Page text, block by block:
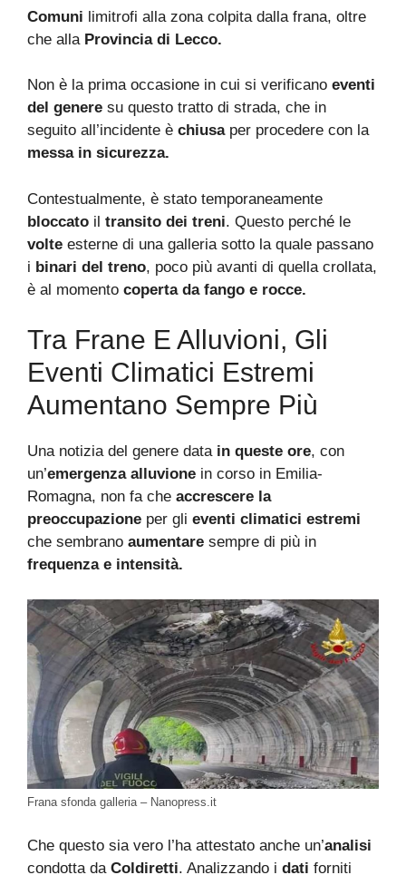
Comuni limitrofi alla zona colpita dalla frana, oltre
che alla Provincia di Lecco.
Non è la prima occasione in cui si verificano eventi
del genere su questo tratto di strada, che in
seguito all’incidente è chiusaper procedere con la
messa in sicurezza.
Contestualmente, è stato temporaneamente
bloccato il transito dei treni. Questo perché le
volte esterne di una galleria sotto la quale passano
i binari del treno, poco più avanti di quella crollata,
è al momento coperta da fango e rocce.
Tra Frane E Alluvioni, Gli
Eventi Climatici Estremi
Aumentano Sempre Più
Una notizia del genere datain queste ore, con
un’emergenza alluvione in corso in Emilia-
Romagna, non fa che accrescere la
preoccupazione per gli eventi climatici estremi
che sembrano aumentare sempre di più in
frequenza e intensità.
Frana sfonda galleria – Nanopress.it
Che questo sia vero l’ha attestato anche un’analisi
condotta da Coldiretti. Analizzando i dati forniti